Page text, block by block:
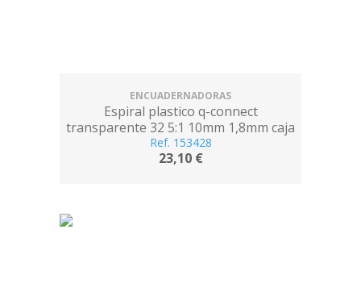
ENCUADERNADORAS
Espiral plastico q-connect
transparente 32 5:1 10mm 1,8mm caja
de 100 unidades
Ref. 153428
23,10 €